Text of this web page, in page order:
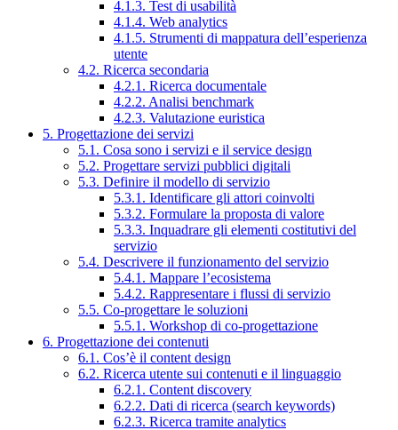
4.1.3. Test di usabilità
4.1.4. Web analytics
4.1.5. Strumenti di mappatura dell’esperienza
utente
4.2. Ricerca secondaria
4.2.1. Ricerca documentale
4.2.2. Analisi benchmark
4.2.3. Valutazione euristica
5. Progettazione dei servizi
5.1. Cosa sono i servizi e il service design
5.2. Progettare servizi pubblici digitali
5.3. Definire il modello di servizio
5.3.1. Identificare gli attori coinvolti
5.3.2. Formulare la proposta di valore
5.3.3. Inquadrare gli elementi costitutivi del
servizio
5.4. Descrivere il funzionamento del servizio
5.4.1. Mappare l’ecosistema
5.4.2. Rappresentare i flussi di servizio
5.5. Co-progettare le soluzioni
5.5.1. Workshop di co-progettazione
6. Progettazione dei contenuti
6.1. Cos’è il content design
6.2. Ricerca utente sui contenuti e il linguaggio
6.2.1. Content discovery
6.2.2. Dati di ricerca (search keywords)
6.2.3. Ricerca tramite analytics